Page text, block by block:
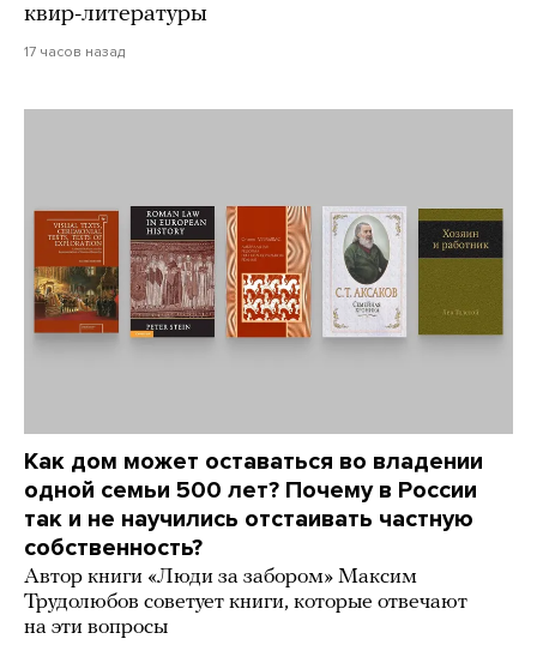
квир-литературы
17 часов назад
Как дом может оставаться во владении
одной семьи 500 лет? Почему в России
так и не научились отстаивать частную
собственность?
Автор книги «Люди за забором» Максим
Трудолюбов советует книги, которые отвечают
на эти вопросы